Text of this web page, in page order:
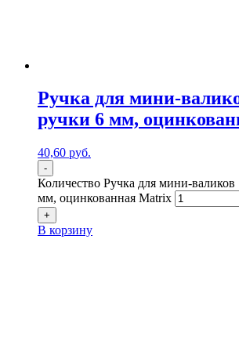
Ручка для мини-
ручки 6 мм,
40,60 руб.
-
Количество Ручка для мини-
мм, оцинкованная Matrix
+
В корзину